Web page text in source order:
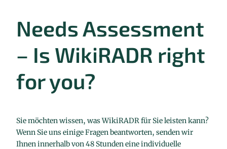
Needs Assessment
– Is WikiRADR right
for you?
Sie möchten wissen, was WikiRADR für Sie leisten kann?
Wenn Sie uns einige Fragen beantworten, senden wir
Ihnen innerhalb von 48 Stunden eine individuelle